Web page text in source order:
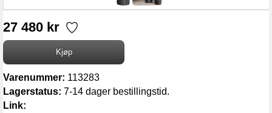
27 480 kr
Varenummer: 113283
Lagerstatus: 7-14 dager bestillingstid.
Link: